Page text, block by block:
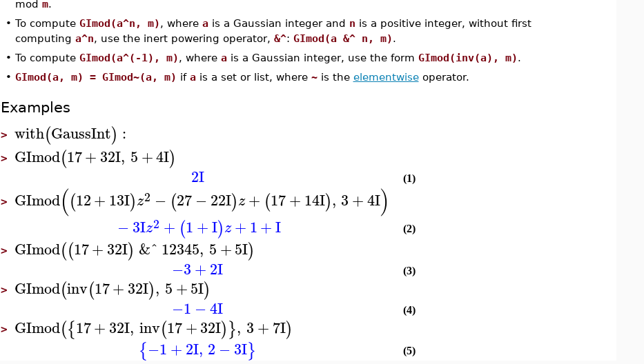
mod m.
• To compute GImod(a^n, m), where ais a Gaussian integer and n is a positive integer, without first
computing a^n, use the inert powering operator, &^: GImod(a &^ n, m).
• To compute GImod(a^(-1), m), where ais a Gaussian integer, use the form GImod(inv(a), m).
• GImod(a, m) = GImod~(a, m) if ais a set or list, where ~is the elementwiseoperator.
Examples
> with(GaussInt) :
> GImod(17+32I, 5+4I)
2I (1)
> GImod((12+13I)z2 − (27−22I)z+ (17+14I), 3+4I)
−3Iz2 + (1+I)z +1+I (2)
> GImod((17+32I) &ˆ 12345, 5+5I)
−3+2I (3)
> GImod(inv(17+32I), 5+5I)
−1 −4I (4)
> GImod({17+32I, inv(17+32I)}, 3+7I)
{−1+2I, 2 −3I} (5)